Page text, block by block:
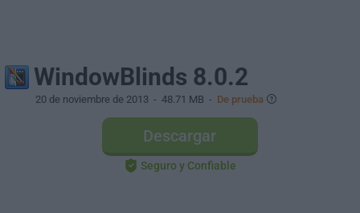
WindowBlinds 8.0.2
20 de noviembre de 2013 - 48.71 MB - De prueba
Descargar
Seguro y Confiable